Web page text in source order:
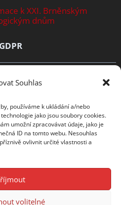
Souhlas
používáme k ukládání a/nebo
jako jsou soubory cookies.
umožní zpracovávat údaje, jako je
ID na tomto webu. Nesouhlas
ovlivnit určité vlastnosti a
volitelné
k XXI. Brněnským
dnům
GDPR
osobních údajů
PODPORUJE